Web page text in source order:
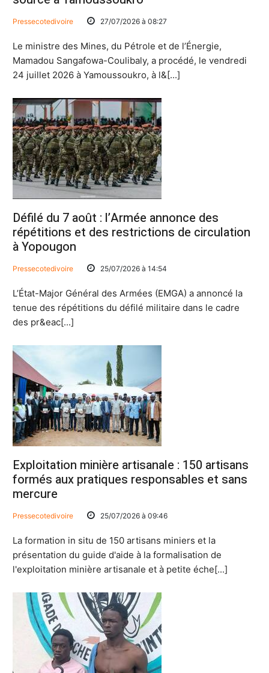
Pressecotedivoire 27/07/2026 à 08:27
Le ministre des Mines, du Pétrole et de l’Énergie,
Mamadou Sangafowa-Coulibaly, a procédé, le vendredi
24 juillet 2026 à Yamoussoukro, à l&[...]
Défilé du 7 août : l’Armée annonce des
répétitions et des restrictions de circulation
à Yopougon
Pressecotedivoire 25/07/2026 à 14:54
L’État-Major Général des Armées (EMGA) a annoncé la
tenue des répétitions du défilé militaire dans le cadre
des pr&eac[...]
Exploitation minière artisanale : 150 artisans
formés aux pratiques responsables et sans
mercure
Pressecotedivoire 25/07/2026 à 09:46
La formation in situ de 150 artisans miniers et la
présentation du guide d'aide à la formalisation de
l'exploitation minière artisanale et à petite éche[...]